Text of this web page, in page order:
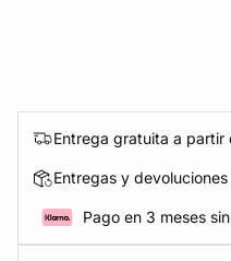
Entrega gratuita a partir
Entregas y
Pago en 3 meses